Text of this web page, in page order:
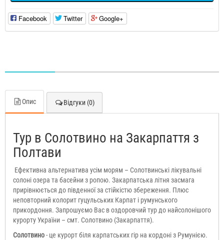
Facebook Twitter Google+
Опис Відгуки (0)
Тур в Солотвино на Закарпаття з
Полтави
Ефективна альтернатива усім морям – Солотвинські лікувальні
солоні озера та басейни з ропою. Закарпатська літня засмага
прирівнюється до південної за стійкістю збереження. Плюс
неповторний колорит гуцульських Карпат і румунського
прикордоння. Запрошуємо Вас в оздоровчий тур до найсолонішого
курорту України – смт. Солотвино (Закарпаття).
Солотвино- це курорт біля карпатських гір на кордоні з Румунією.